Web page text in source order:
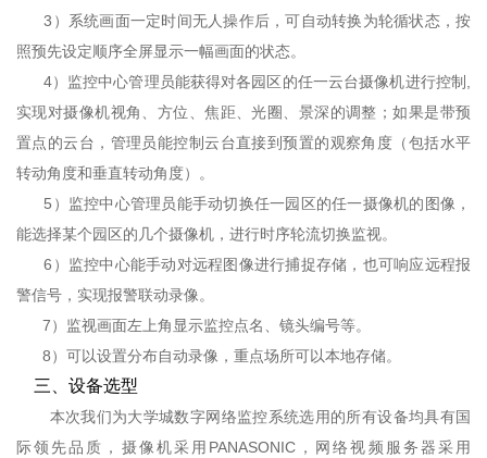
3）系统画面一定时间无人操作后，可自动转换为轮循状态，按
照预先设定顺序全屏显示一幅画面的状态。
4）监控中心管理员能获得对各园区的任一云台摄像机进行控制,
实现对摄像机视角、方位、焦距、光圈、景深的调整；如果是带预
置点的云台，管理员能控制云台直接到预置的观察角度（包括水平
转动角度和垂直转动角度）。
5）监控中心管理员能手动切换任一园区的任一摄像机的图像，
能选择某个园区的几个摄像机，进行时序轮流切换监视。
6）监控中心能手动对远程图像进行捕捉存储，也可响应远程报
警信号，实现报警联动录像。
7）监视画面左上角显示监控点名、镜头编号等。
8）可以设置分布自动录像，重点场所可以本地存储。
三、设备选型
本次我们为大学城数字网络监控系统选用的所有设备均具有国
际领先品质，摄像机采用PANASONIC，网络视频服务器采用